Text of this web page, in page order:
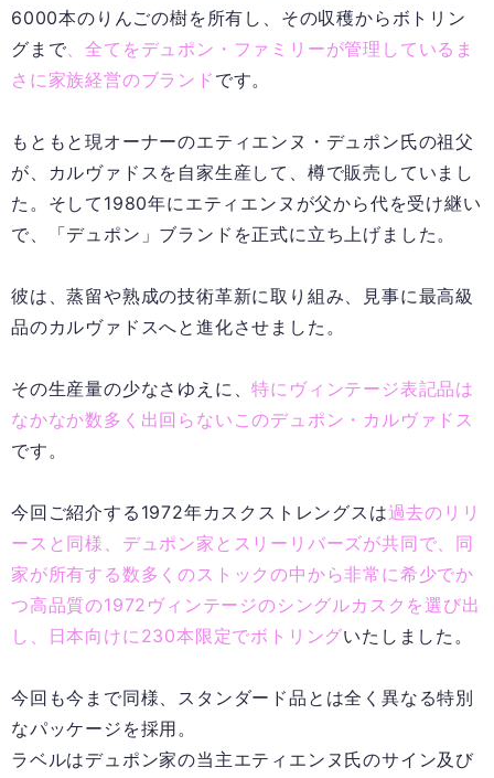
6000本のりんごの樹を所有し、その収穫からボトリン
グまで、全てをデュポン・ファミリーが管理しているま
さに家族経営のブランド です。
もともと現オーナーのエティエンヌ・デュポン氏の祖父
が、カルヴァドスを自家生産して、樽で販売していまし
た。そして1980年にエティエンヌが父から代を受け継い
で、「デュポン」ブランドを正式に立ち上げました。
彼は、蒸留や熟成の技術革新に取り組み、見事に最高級
品のカルヴァドスへと進化させました。
その生産量の少なさゆえに、特にヴィンテージ表記品は
なかなか数多く出回らないこのデュポン・カルヴァドス
です。
今回ご紹介する1972年カスクストレングスは過去のリリ
ースと同様、デュポン家とスリーリバーズが共同で、同
家が所有する数多くのストックの中から非常に希少でか
つ高品質の1972ヴィンテージのシングルカスクを選び出
し、日本向けに230本限定でボトリングいたしました。
今回も今まで同様、スタンダード品とは全く異なる特別
なパッケージを採用。
ラベルはデュポン家の当主エティエンヌ氏のサイン及び